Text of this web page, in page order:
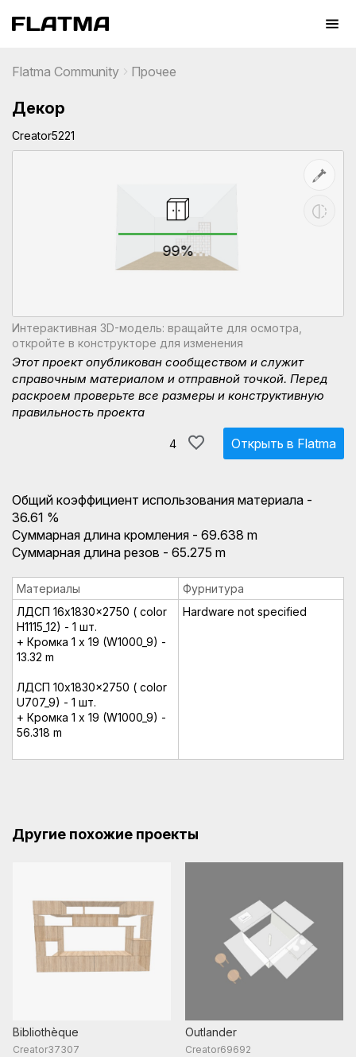
Flatma Community Прочее
Декор
Creator5221
99%
Интерактивная 3D-модель: вращайте для осмотра,
откройте в конструкторе для изменения
Этот проект опубликован сообществом и служит
справочным материалом и отправной точкой. Перед
раскроем проверьте все размеры и конструктивную
правильность проекта
4 Открыть в Flatma
Общий коэффициент использования материала -
36.61 %
Суммарная длина кромления - 69.638 m
Суммарная длина резов - 65.275 m
Материалы
Фурнитура
ЛДСП 16x1830x2750 ( color
H1115_12) - 1 шт.
+ Кромка 1 x 19 (W1000_9) -
13.32 m
ЛДСП 10x1830x2750 ( color
U707_9) - 1 шт.
+ Кромка 1 x 19 (W1000_9) -
56.318 m
Hardware not specified
Другие похожие проекты
Bibliothèque
Creator37307
Outlander
Creator69692